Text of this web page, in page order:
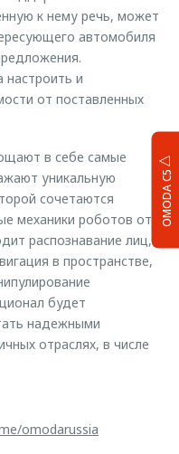
OMODA C5
к нему речь, может
автомобиля
настроить и
от поставленных
в себе самые
уникальную
сочетаются
механики роботов от
распознавание лиц,
в пространстве,
будет
надежными
отраслях, в числе
omodarussia